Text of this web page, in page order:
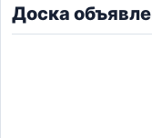
Доска